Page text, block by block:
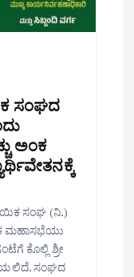
ಸಂಘದ
ಅಂಕ
ಸಂಘ (ನಿ.)
ಮಹಾಸಭೆಯು
ಕೊಲ್ಲಿ ಶ್ರೀ
ಸಂಘದ